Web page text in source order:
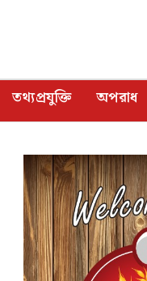
তথ্যপ্রযুক্তি অপরাধ